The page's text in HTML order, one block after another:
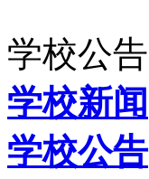
学校公告
学校新闻
学校公告